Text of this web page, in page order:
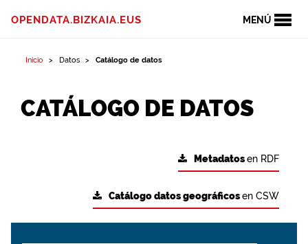
MENÚ
OPENDATA.BIZKAIA.EUS
Inicio Datos Catálogo de datos
CATÁLOGO DE DATOS
Metadatosen RDF
Catálogo datos geográficosen CSW